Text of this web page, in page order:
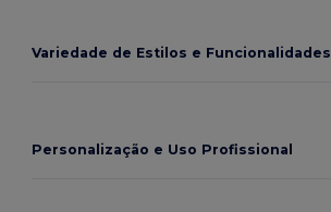
Variedade de Estilos e Funcionalidades
Personalização e Uso Profissional